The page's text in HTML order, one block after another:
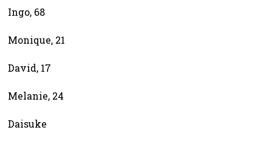
Ingo, 68
Monique, 21
David, 17
Melanie, 24
Daisuke